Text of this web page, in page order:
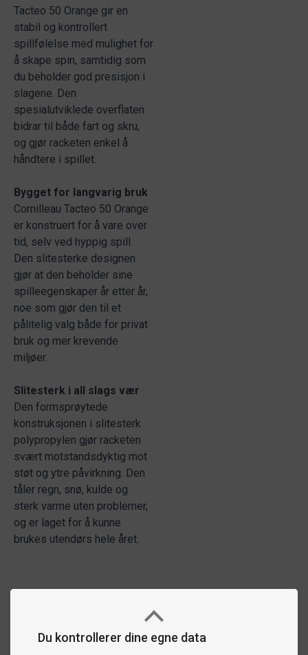
Du kontrollerer dine egne data
Tacteo 50 Orange gir en
stabil og kontrollert
spillfølelse med mulighet for
å skape spin, samtidig som
du beholder god presisjon i
slagene. Den
spesialutviklede overflaten
bidrar til både fart og skru,
og gjør racketen enkel å
håndtere i spillet.
Bygget for langvarig bruk
Cornilleau Tacteo 50 Orange
er konstruert for å vare over
tid, selv ved hyppig spill.
Den slitesterke designen
gjør at den beholder sine
spilleegenskaper år etter år,
noe som gjør den til et
pålitelig valg både for privat
bruk og mer krevende
miljøer.
Slitesterk i all slags vær
Den formsprøytede
konstruksjonen i slitesterk
polypropylen gjør racketen
svært motstandsdyktig mot
støt og ytre påvirkning. Den
tåler regn, snø, kulde og
sterk varme uten problemer,
og er laget for å kunne
brukes utendørs hele året.